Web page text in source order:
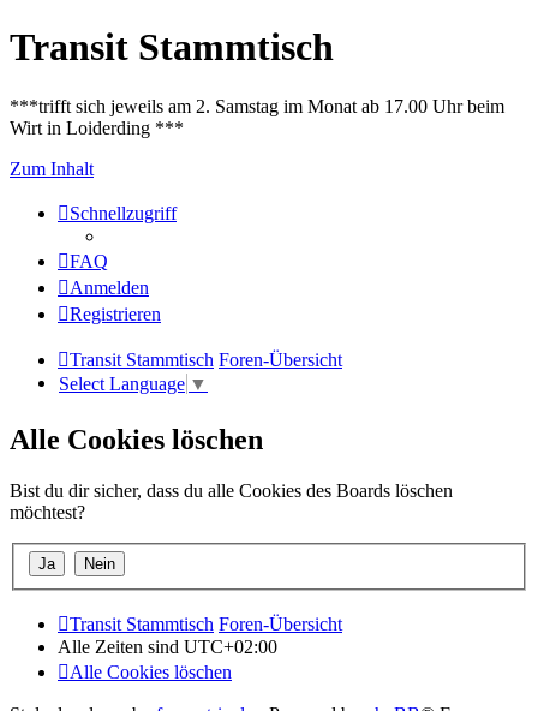
Transit Stammtisch
***trifft sich jeweils am 2. Samstag im Monat ab 17.00 Uhr beim
Wirt in Loiderding ***
Zum Inhalt
Schnellzugriff
FAQ
Anmelden
Registrieren
Transit Stammtisch Foren-Übersicht
Select Language ▼
Alle Cookies löschen
Bist du dir sicher, dass du alle Cookies des Boards löschen
möchtest?
Transit Stammtisch Foren-Übersicht
Alle Zeiten sind UTC+02:00
Alle Cookies löschen